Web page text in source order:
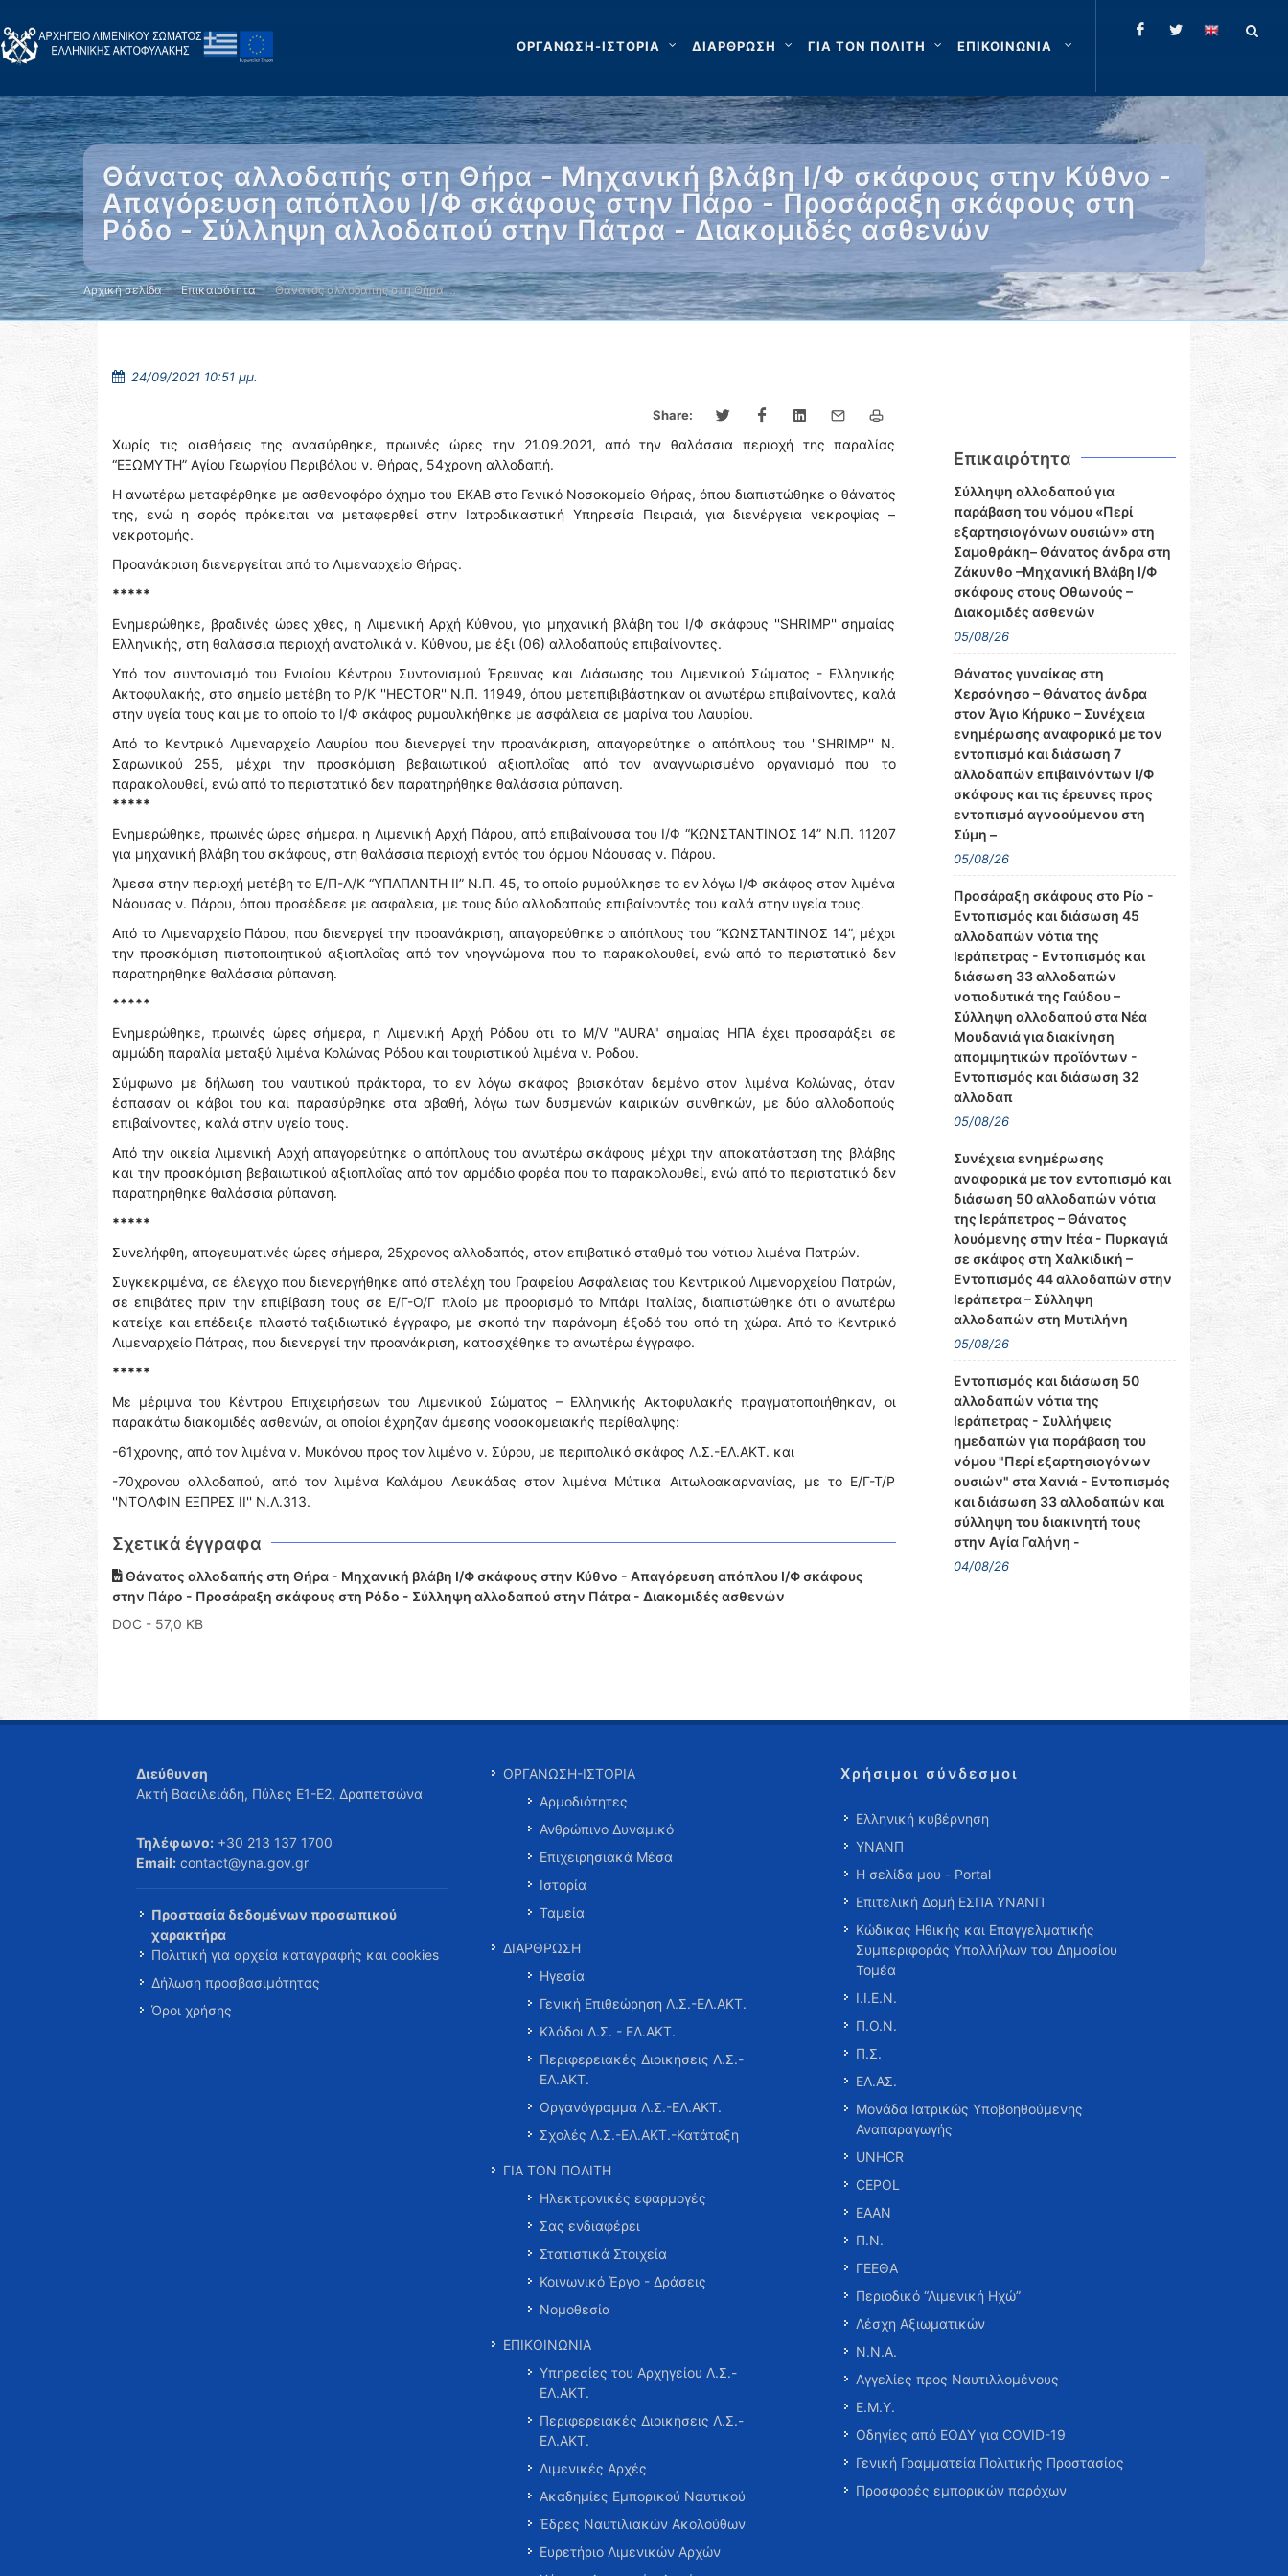
ΟΡΓΑΝΩΣΗ-ΙΣΤΟΡΙΑ ΔΙΑΡΘΡΩΣΗ ΓΙΑ ΤΟΝ ΠΟΛΙΤΗ ΕΠΙΚΟΙΝΩΝΙΑ
Θάνατος αλλοδαπής στη Θήρα - Μηχανική βλάβη Ι/Φ σκάφους στην Κύθνο -
Απαγόρευση απόπλου Ι/Φ σκάφους στην Πάρο - Προσάραξη σκάφους στη
Ρόδο - Σύλληψη αλλοδαπού στην Πάτρα - Διακομιδές ασθενών
Αρχική σελίδα Επικαιρότητα Θάνατος αλλοδαπής στη Θήρα …
24/09/2021 10:51 μμ.
Share:
Χωρίς τις αισθήσεις της ανασύρθηκε, πρωινές ώρες την 21.09.2021, από την θαλάσσια περιοχή της παραλίας
“ΕΞΩΜΥΤΗ” Αγίου Γεωργίου Περιβόλου ν. Θήρας, 54χρονη αλλοδαπή.
Η ανωτέρω μεταφέρθηκε με ασθενοφόρο όχημα του ΕΚΑΒ στο Γενικό Νοσοκομείο Θήρας, όπου διαπιστώθηκε ο θάνατός
της, ενώ η σορός πρόκειται να μεταφερθεί στην Ιατροδικαστική Υπηρεσία Πειραιά, για διενέργεια νεκροψίας –
νεκροτομής.
Προανάκριση διενεργείται από το Λιμεναρχείο Θήρας.
*****
Ενημερώθηκε, βραδινές ώρες χθες, η Λιμενική Αρχή Κύθνου, για μηχανική βλάβη του Ι/Φ σκάφους ''SHRIMP'' σημαίας
Ελληνικής, στη θαλάσσια περιοχή ανατολικά ν. Κύθνου, με έξι (06) αλλοδαπούς επιβαίνοντες.
Υπό τον συντονισμό του Ενιαίου Κέντρου Συντονισμού Έρευνας και Διάσωσης του Λιμενικού Σώματος - Ελληνικής
Ακτοφυλακής, στο σημείο μετέβη το Ρ/Κ ''HECTOR'' Ν.Π. 11949, όπου μετεπιβιβάστηκαν οι ανωτέρω επιβαίνοντες, καλά
στην υγεία τους και με το οποίο το Ι/Φ σκάφος ρυμουλκήθηκε με ασφάλεια σε μαρίνα του Λαυρίου.
Από το Κεντρικό Λιμεναρχείο Λαυρίου που διενεργεί την προανάκριση, απαγορεύτηκε ο απόπλους του ''SHRIMP'' Ν.
Σαρωνικού 255, μέχρι την προσκόμιση βεβαιωτικού αξιοπλοΐας από τον αναγνωρισμένο οργανισμό που το
παρακολουθεί, ενώ από το περιστατικό δεν παρατηρήθηκε θαλάσσια ρύπανση.
*****
Ενημερώθηκε, πρωινές ώρες σήμερα, η Λιμενική Αρχή Πάρου, από επιβαίνουσα του Ι/Φ “ΚΩΝΣΤΑΝΤΙΝΟΣ 14” Ν.Π. 11207
για μηχανική βλάβη του σκάφους, στη θαλάσσια περιοχή εντός του όρμου Νάουσας ν. Πάρου.
Άμεσα στην περιοχή μετέβη το Ε/Π-Α/Κ “ΥΠΑΠΑΝΤΗ ΙΙ” Ν.Π. 45, το οποίο ρυμούλκησε το εν λόγω Ι/Φ σκάφος στον λιμένα
Νάουσας ν. Πάρου, όπου προσέδεσε με ασφάλεια, με τους δύο αλλοδαπούς επιβαίνοντές του καλά στην υγεία τους.
Από το Λιμεναρχείο Πάρου, που διενεργεί την προανάκριση, απαγορεύθηκε ο απόπλους του “ΚΩΝΣΤΑΝΤΙΝΟΣ 14”, μέχρι
την προσκόμιση πιστοποιητικού αξιοπλοΐας από τον νηογνώμονα που το παρακολουθεί, ενώ από το περιστατικό δεν
παρατηρήθηκε θαλάσσια ρύπανση.
*****
Ενημερώθηκε, πρωινές ώρες σήμερα, η Λιμενική Αρχή Ρόδου ότι το M/V "AURA" σημαίας ΗΠΑ έχει προσαράξει σε
αμμώδη παραλία μεταξύ λιμένα Κολώνας Ρόδου και τουριστικού λιμένα ν. Ρόδου.
Σύμφωνα με δήλωση του ναυτικού πράκτορα, το εν λόγω σκάφος βρισκόταν δεμένο στον λιμένα Κολώνας, όταν
έσπασαν οι κάβοι του και παρασύρθηκε στα αβαθή, λόγω των δυσμενών καιρικών συνθηκών, με δύο αλλοδαπούς
επιβαίνοντες, καλά στην υγεία τους.
Από την οικεία Λιμενική Αρχή απαγορεύτηκε ο απόπλους του ανωτέρω σκάφους μέχρι την αποκατάσταση της βλάβης
και την προσκόμιση βεβαιωτικού αξιοπλοΐας από τον αρμόδιο φορέα που το παρακολουθεί, ενώ από το περιστατικό δεν
παρατηρήθηκε θαλάσσια ρύπανση.
*****
Συνελήφθη, απογευματινές ώρες σήμερα, 25χρονος αλλοδαπός, στον επιβατικό σταθμό του νότιου λιμένα Πατρών.
Συγκεκριμένα, σε έλεγχο που διενεργήθηκε από στελέχη του Γραφείου Ασφάλειας του Κεντρικού Λιμεναρχείου Πατρών,
σε επιβάτες πριν την επιβίβαση τους σε Ε/Γ-Ο/Γ πλοίο με προορισμό το Μπάρι Ιταλίας, διαπιστώθηκε ότι ο ανωτέρω
κατείχε και επέδειξε πλαστό ταξιδιωτικό έγγραφο, με σκοπό την παράνομη έξοδό του από τη χώρα. Από το Κεντρικό
Λιμεναρχείο Πάτρας, που διενεργεί την προανάκριση, κατασχέθηκε το ανωτέρω έγγραφο.
*****
Με μέριμνα του Κέντρου Επιχειρήσεων του Λιμενικού Σώματος – Ελληνικής Ακτοφυλακής πραγματοποιήθηκαν, οι
παρακάτω διακομιδές ασθενών, οι οποίοι έχρηζαν άμεσης νοσοκομειακής περίθαλψης:
-61χρονης, από τον λιμένα ν. Μυκόνου προς τον λιμένα ν. Σύρου, με περιπολικό σκάφος Λ.Σ.-ΕΛ.ΑΚΤ. και
-70χρονου αλλοδαπού, από τον λιμένα Καλάμου Λευκάδας στον λιμένα Μύτικα Αιτωλοακαρνανίας, με το Ε/Γ-Τ/Ρ
''ΝΤΟΛΦΙΝ ΕΞΠΡΕΣ ΙΙ'' Ν.Λ.313.
Σχετικά έγγραφα
Θάνατος αλλοδαπής στη Θήρα - Μηχανική βλάβη Ι/Φ σκάφους στην Κύθνο - Απαγόρευση απόπλου Ι/Φ σκάφους
στην Πάρο - Προσάραξη σκάφους στη Ρόδο - Σύλληψη αλλοδαπού στην Πάτρα - Διακομιδές ασθενών
DOC - 57,0 KB
Επικαιρότητα
Σύλληψη αλλοδαπού για
παράβαση του νόμου «Περί
εξαρτησιογόνων ουσιών» στη
Σαμοθράκη– Θάνατος άνδρα στη
Ζάκυνθο –Μηχανική Βλάβη Ι/Φ
σκάφους στους Οθωνούς –
Διακομιδές ασθενών
05/08/26
Θάνατος γυναίκας στη
Χερσόνησο – Θάνατος άνδρα
στον Άγιο Κήρυκο – Συνέχεια
ενημέρωσης αναφορικά με τον
εντοπισμό και διάσωση 7
αλλοδαπών επιβαινόντων Ι/Φ
σκάφους και τις έρευνες προς
εντοπισμό αγνοούμενου στη
Σύμη –
05/08/26
Προσάραξη σκάφους στο Ρίο -
Εντοπισμός και διάσωση 45
αλλοδαπών νότια της
Ιεράπετρας - Εντοπισμός και
διάσωση 33 αλλοδαπών
νοτιοδυτικά της Γαύδου –
Σύλληψη αλλοδαπού στα Νέα
Μουδανιά για διακίνηση
απομιμητικών προϊόντων -
Εντοπισμός και διάσωση 32
αλλοδαπ
05/08/26
Συνέχεια ενημέρωσης
αναφορικά με τον εντοπισμό και
διάσωση 50 αλλοδαπών νότια
της Ιεράπετρας – Θάνατος
λουόμενης στην Ιτέα - Πυρκαγιά
σε σκάφος στη Χαλκιδική –
Εντοπισμός 44 αλλοδαπών στην
Ιεράπετρα – Σύλληψη
αλλοδαπών στη Μυτιλήνη
05/08/26
Εντοπισμός και διάσωση 50
αλλοδαπών νότια της
Ιεράπετρας - Συλλήψεις
ημεδαπών για παράβαση του
νόμου "Περί εξαρτησιογόνων
ουσιών" στα Χανιά - Εντοπισμός
και διάσωση 33 αλλοδαπών και
σύλληψη του διακινητή τους
στην Αγία Γαλήνη -
04/08/26
Διεύθυνση
Ακτή Βασιλειάδη, Πύλες Ε1-Ε2, Δραπετσώνα
Τηλέφωνο: +30 213 137 1700
Email: contact@yna.gov.gr
Προστασία δεδομένων προσωπικού
χαρακτήρα
Πολιτική για αρχεία καταγραφής και cookies
Δήλωση προσβασιμότητας
Όροι χρήσης
ΟΡΓΑΝΩΣΗ-ΙΣΤΟΡΙΑ
Αρμοδιότητες
Ανθρώπινο Δυναμικό
Επιχειρησιακά Μέσα
Ιστορία
Ταμεία
ΔΙΑΡΘΡΩΣΗ
Ηγεσία
Γενική Επιθεώρηση Λ.Σ.-ΕΛ.ΑΚΤ.
Κλάδοι Λ.Σ. - ΕΛ.ΑΚΤ.
Περιφερειακές Διοικήσεις Λ.Σ.-
ΕΛ.ΑΚΤ.
Οργανόγραμμα Λ.Σ.-ΕΛ.ΑΚΤ.
Σχολές Λ.Σ.-ΕΛ.ΑΚΤ.-Κατάταξη
ΓΙΑ ΤΟΝ ΠΟΛΙΤΗ
Ηλεκτρονικές εφαρμογές
Σας ενδιαφέρει
Στατιστικά Στοιχεία
Κοινωνικό Έργο - Δράσεις
Νομοθεσία
ΕΠΙΚΟΙΝΩΝΙΑ
Υπηρεσίες του Αρχηγείου Λ.Σ.-
ΕΛ.ΑΚΤ.
Περιφερειακές Διοικήσεις Λ.Σ.-
ΕΛ.ΑΚΤ.
Λιμενικές Αρχές
Ακαδημίες Εμπορικού Ναυτικού
Έδρες Ναυτιλιακών Ακολούθων
Ευρετήριο Λιμενικών Αρχών
Χρήσιμοι σύνδεσμοι
Ελληνική κυβέρνηση
ΥΝΑΝΠ
Η σελίδα μου - Portal
Επιτελική Δομή ΕΣΠΑ ΥΝΑΝΠ
Κώδικας Ηθικής και Επαγγελματικής
Συμπεριφοράς Υπαλλήλων του Δημοσίου
Τομέα
Ι.Ι.Ε.Ν.
Π.Ο.Ν.
Π.Σ.
ΕΛ.ΑΣ.
Μονάδα Ιατρικώς Υποβοηθούμενης
Αναπαραγωγής
UNHCR
CEPOL
ΕΑΑΝ
Π.Ν.
ΓΕΕΘΑ
Περιοδικό “Λιμενική Ηχώ”
Λέσχη Αξιωματικών
Ν.Ν.Α.
Αγγελίες προς Ναυτιλλομένους
Ε.Μ.Υ.
Οδηγίες από ΕΟΔΥ για COVID-19
Γενική Γραμματεία Πολιτικής Προστασίας
Προσφορές εμπορικών παρόχων